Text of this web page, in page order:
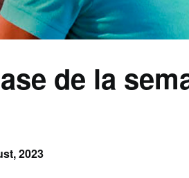
de la
2023